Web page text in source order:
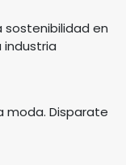
sostenibilidad en
industria
moda. Disparate